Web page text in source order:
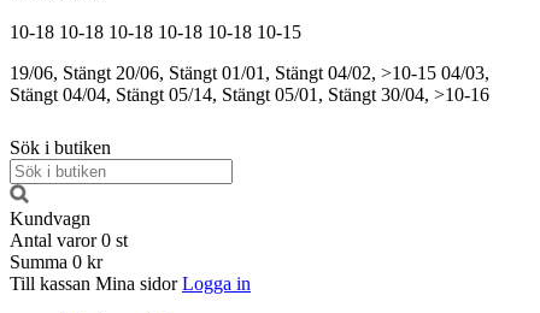
10-18 10-18 10-18 10-18 10-18 10-15
19/06, Stängt 20/06, Stängt 01/01, Stängt 04/02, >10-15 04/03,
Stängt 04/04, Stängt 05/14, Stängt 05/01, Stängt 30/04, >10-16
Sök i butiken
Kundvagn
Antal varor 0 st
Summa 0 kr
Till kassan Mina sidor Logga in